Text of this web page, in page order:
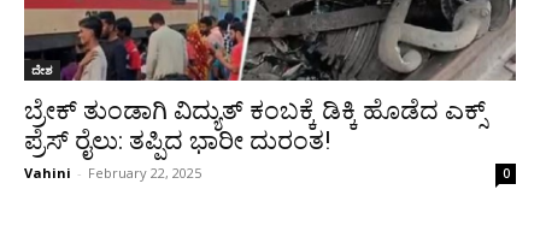
ದೇಶ
ಬ್ರೇಕ್ ತುಂಡಾಗಿ ವಿದ್ಯುತ್ ಕಂಬಕ್ಕೆ ಡಿಕ್ಕಿ ಹೊಡೆದ ಎಕ್ಸ್
ಪ್ರೆಸ್ ರೈಲು: ತಪ್ಪಿದ ಭಾರೀ ದುರಂತ!
Vahini - February 22, 2025 0